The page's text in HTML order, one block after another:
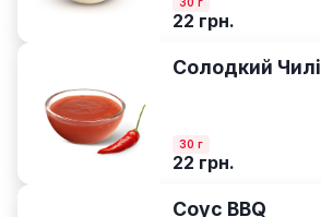
22 грн.
Солодкий Чилі
30 г
22 грн.
Соус BBQ